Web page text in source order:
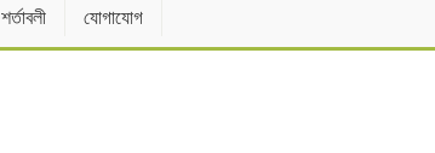
শর্তাবলী যোগাযোগ